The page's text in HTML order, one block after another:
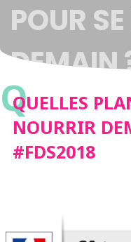
POUR
DEMAIN
Q
QUELLES
NOURRIR
#FDS2018